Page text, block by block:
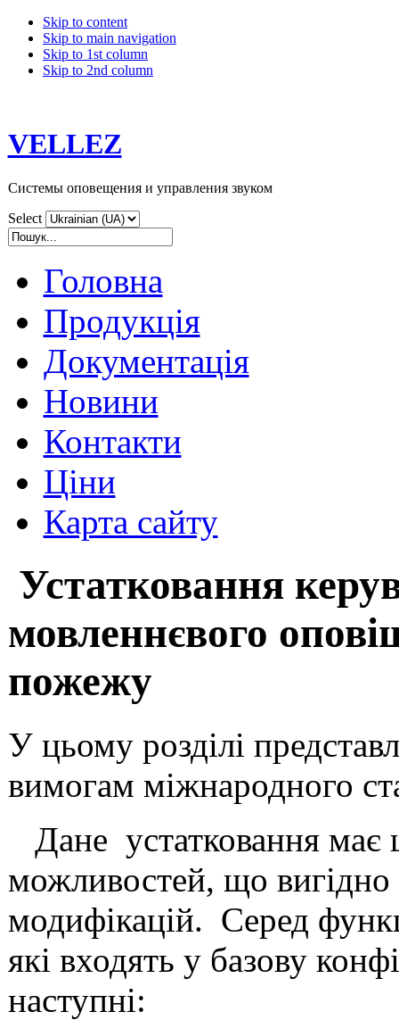
Skip to content
Skip to main navigation
Skip to 1st column
Skip to 2nd column
VELLEZ
Системы оповещения и управления звуком
Select
Головна
Продукція
Документація
Новини
Контакти
Ціни
Карта сайту
Устатковання
мовленнєвого
пожежу
У цьому розділі
вимогам міжнародного
Дане устатковання має
можливостей, що вигідно
модифікацій. Серед
які входять у базову
наступні: